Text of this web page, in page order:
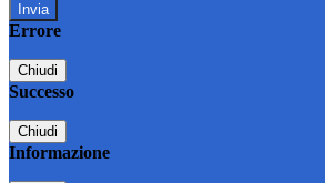
Errore
Chiudi
Successo
Chiudi
Informazione